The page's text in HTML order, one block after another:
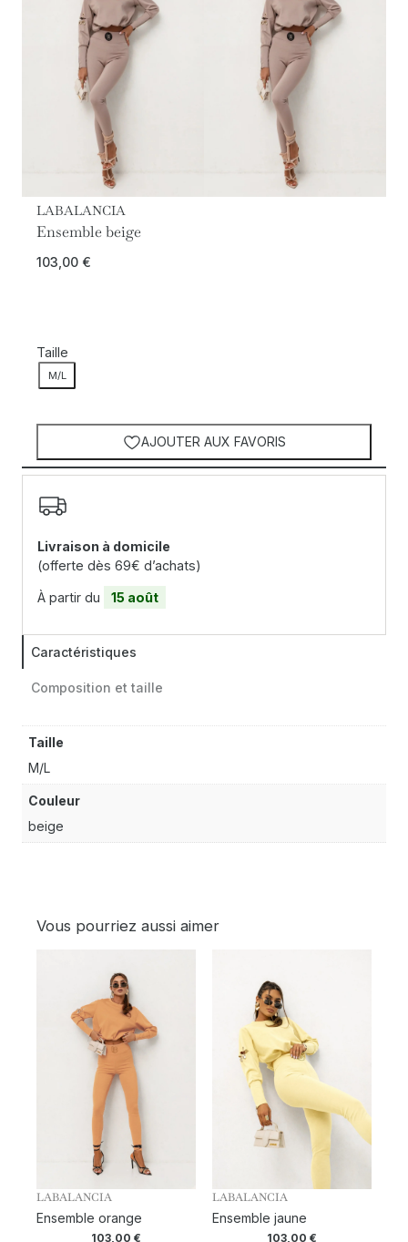
LABALANCIA
Ensemble beige
103,00 €
Taille
M/L
AJOUTER AUX FAVORIS
Livraison à domicile
(offerte dès 69€ d’achats)
À partir du 15 août
Caractéristiques
Composition et taille
Taille
M/L
Couleur
beige
Vous pourriez aussi aimer
LABALANCIA
Ensemble orange
103,00€
LABALANCIA
Ensemble jaune
103,00 €